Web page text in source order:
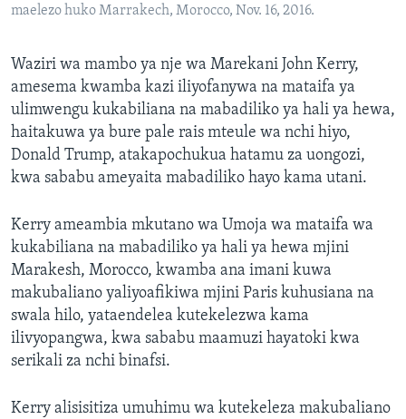
maelezo huko Marrakech, Morocco, Nov. 16, 2016.
Waziri wa mambo ya nje wa Marekani John Kerry,
amesema kwamba kazi iliyofanywa na mataifa ya
ulimwengu kukabiliana na mabadiliko ya hali ya hewa,
haitakuwa ya bure pale rais mteule wa nchi hiyo,
Donald Trump, atakapochukua hatamu za uongozi,
kwa sababu ameyaita mabadiliko hayo kama utani.
Kerry ameambia mkutano wa Umoja wa mataifa wa
kukabiliana na mabadiliko ya hali ya hewa mjini
Marakesh, Morocco, kwamba ana imani kuwa
makubaliano yaliyoafikiwa mjini Paris kuhusiana na
swala hilo, yataendelea kutekelezwa kama
ilivyopangwa, kwa sababu maamuzi hayatoki kwa
serikali za nchi binafsi.
Kerry alisisitiza umuhimu wa kutekeleza makubaliano